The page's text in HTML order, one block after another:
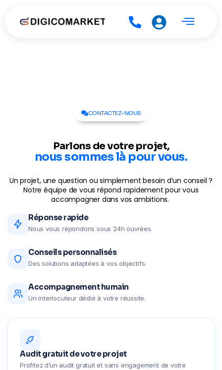
CONTACTEZ-NOUS
Parlons de votre projet,
nous sommes là pour vous.
Un projet, une question ou simplement besoin d’un conseil ?
Notre équipe de vous répond rapidement pour vous
accompagner dans vos ambitions.
Réponse rapide
Nous vous répondons sous 24h ouvrées.
Conseils personnalisés
Des solutions adaptées à vos objectifs.
Accompagnement humain
Un interlocuteur dédié à votre réussite.
Audit gratuit de votre projet
Profitez d’un audit gratuit et sans engagement de votre